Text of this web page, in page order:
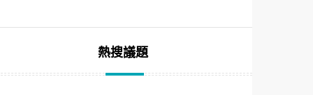
熱搜議題